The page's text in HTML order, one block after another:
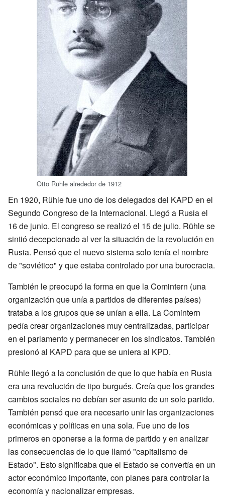
Otto Rühle alrededor de 1912
En 1920, Rühle fue uno de los delegados del KAPD en el
Segundo Congreso de la Internacional. Llegó a Rusia el
16 de junio. El congreso se realizó el 15 de julio. Rühle se
sintió decepcionado al ver la situación de la revolución en
Rusia. Pensó que el nuevo sistema solo tenía el nombre
de "soviético" y que estaba controlado por una burocracia.
También le preocupó la forma en que la Comintern (una
organización que unía a partidos de diferentes países)
trataba a los grupos que se unían a ella. La Comintern
pedía crear organizaciones muy centralizadas, participar
en el parlamento y permanecer en los sindicatos. También
presionó al KAPD para que se uniera al KPD.
Rühle llegó a la conclusión de que lo que había en Rusia
era una revolución de tipo burgués. Creía que los grandes
cambios sociales no debían ser asunto de un solo partido.
También pensó que era necesario unir las organizaciones
económicas y políticas en una sola. Fue uno de los
primeros en oponerse a la forma de partido y en analizar
las consecuencias de lo que llamó "capitalismo de
Estado". Esto significaba que el Estado se convertía en un
actor económico importante, con planes para controlar la
economía y nacionalizar empresas.